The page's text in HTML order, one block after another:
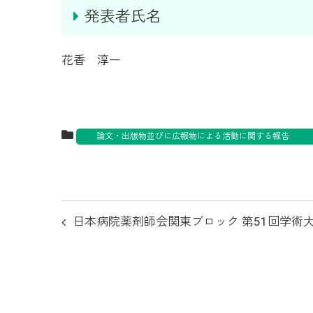
発表者氏名
花香 淳一
論文・出版物並びに広報物による活動に関する報
投日本病院薬剤師会関東ブロック 第51回学術